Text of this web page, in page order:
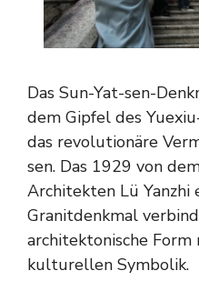
Das Sun-Yat-sen-
dem Gipfel des
das revolutionäre
sen. Das 1929 von
Architekten Lü Yanzhi
Granitdenkmal
architektonische
kulturellen Symbolik.